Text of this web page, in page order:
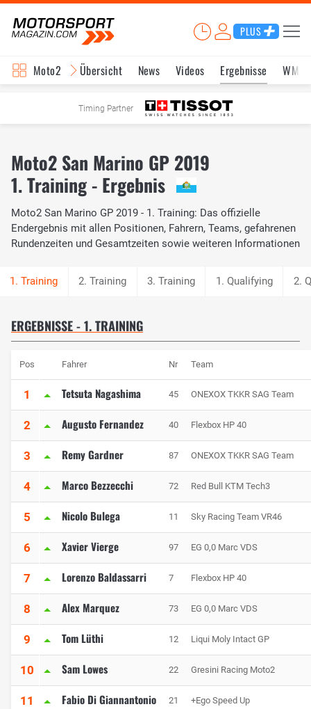
PLUS
Moto2 Übersicht News Videos Ergebnisse WM-
Timing Partner
Moto2 San Marino GP 2019
1. Training - Ergebnis
Moto2 San Marino GP 2019 - 1. Training: Das offizielle
Endergebnis mit allen Positionen, Fahrern, Teams, gefahrenen
Rundenzeiten und Gesamtzeiten sowie weiteren Informationen
2. Training 3. Training 1. Qualifying 2.
ERGEBNISSE - 1. TRAINING
Pos Fahrer Nr Team
1 Tetsuta Nagashima 45 ONEXOX TKKR SAG Team
2 Augusto Fernandez 40 Flexbox HP 40
3 Remy Gardner 87 ONEXOX TKKR SAG Team
4 Marco Bezzecchi 72 Red Bull KTM Tech3
5 Nicolo Bulega 11 Sky Racing Team VR46
6 Xavier Vierge 97 EG 0,0 Marc VDS
7 Lorenzo Baldassarri 7 Flexbox HP 40
8 Alex Marquez 73 EG 0,0 Marc VDS
9 Tom Lüthi 12 Liqui Moly Intact GP
10 Sam Lowes 22 Gresini Racing Moto2
11 Fabio Di Giannantonio 21 +Ego Speed Up